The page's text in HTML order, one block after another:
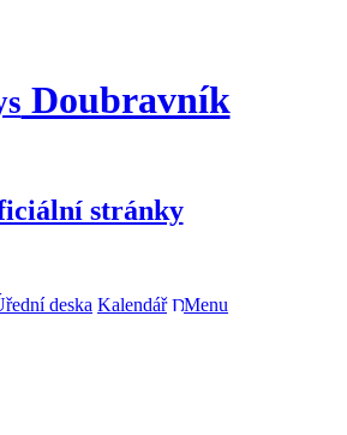
Doubravník
stránky
deska Kalendář Menu